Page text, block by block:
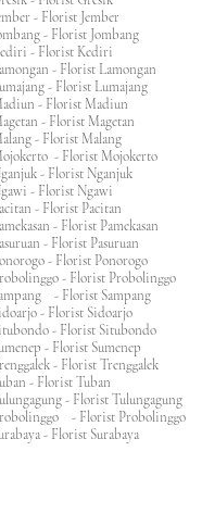
- Florist Jember
- Florist Jombang
- Florist Kediri
- Florist Lamongan
- Florist Lumajang
- Florist Madiun
- Florist Magetan
- Florist Malang
- Florist Mojokerto
- Florist Nganjuk
- Florist Ngawi
- Florist Pacitan
- Florist Pamekasan
- Florist Pasuruan
- Florist Ponorogo
- Florist Probolinggo
- Florist Sampang
- Florist Sidoarjo
- Florist Situbondo
- Florist Sumenep
- Florist Trenggalek
- Florist Tuban
- Florist Tulungagung
- Florist Probolinggo
- Florist Surabaya